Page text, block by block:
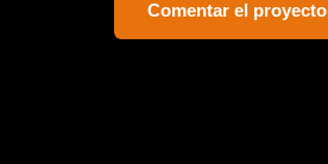
Comentar el proyecto